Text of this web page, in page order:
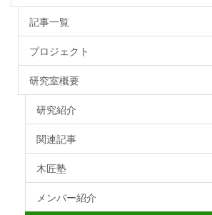
記事一覧
プロジェクト
研究室概要
研究紹介
関連記事
木匠塾
メンバー紹介